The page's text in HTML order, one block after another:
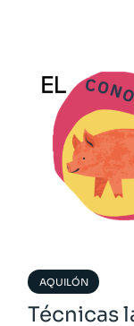
AQUILÓN
Técnicas